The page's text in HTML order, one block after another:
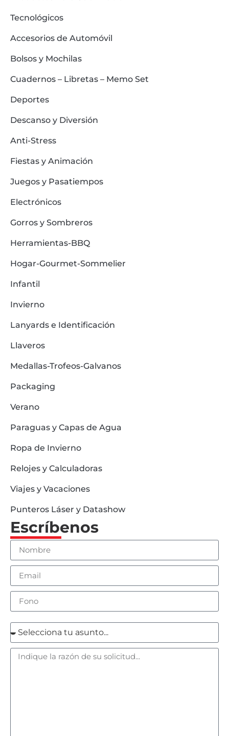
Tecnológicos
Accesorios de Automóvil
Bolsos y Mochilas
Cuadernos – Libretas – Memo Set
Deportes
Descanso y Diversión
Anti-Stress
Fiestas y Animación
Juegos y Pasatiempos
Electrónicos
Gorros y Sombreros
Herramientas-BBQ
Hogar-Gourmet-Sommelier
Infantil
Invierno
Lanyards e Identificación
Llaveros
Medallas-Trofeos-Galvanos
Packaging
Verano
Paraguas y Capas de Agua
Ropa de Invierno
Relojes y Calculadoras
Viajes y Vacaciones
Punteros Láser y Datashow
Escríbenos